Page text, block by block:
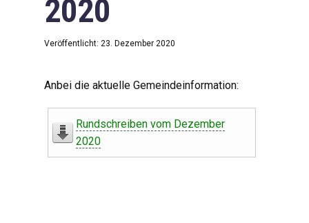
2020
Veröffentlicht: 23. Dezember 2020
Anbei die aktuelle Gemeindeinformation:
Rundschreiben vom Dezember
2020